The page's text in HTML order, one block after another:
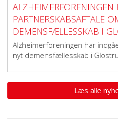
ALZHEIMERFORENINGEN
PARTNERSKABSAFTALE
DEMENSFÆLLESSKAB I
Alzheimerforeningen har
nyt demensfællesskab i
Læs alle